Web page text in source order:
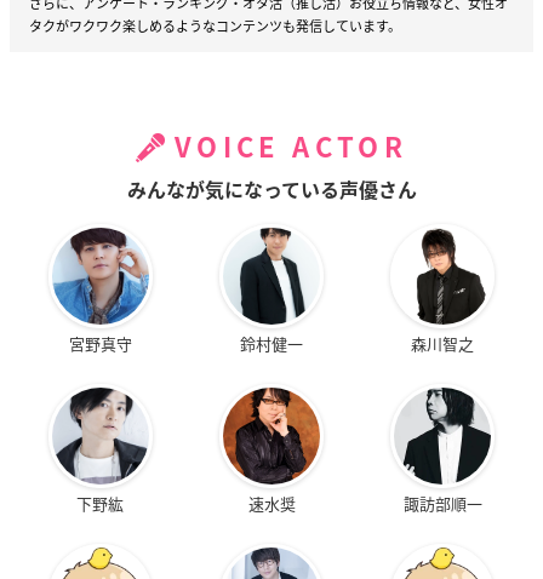
タクがワクワク楽しめるようなコンテンツも発信しています。
VOICE ACTOR
みんなが気になっている声優さん
宮野真守 鈴村健一 森川智之
下野紘 速水奨 諏訪部順一